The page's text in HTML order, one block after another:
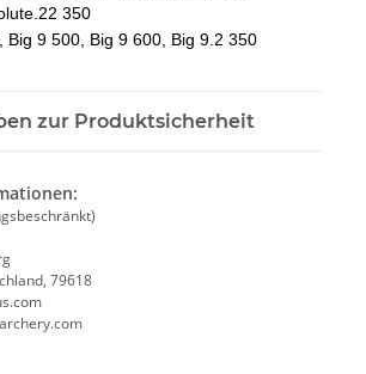
350
Big 9 500, Big 9 600, Big 9.2 350
zur Produktsicherheit
79618